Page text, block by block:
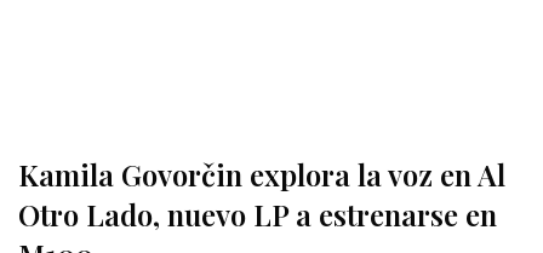
Kamila Govorčin explora la voz en Al
Otro Lado, nuevo LP a estrenarse en